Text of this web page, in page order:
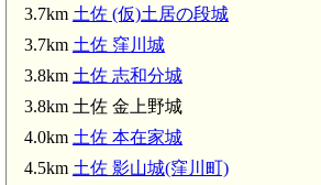
3.7km 土佐 (仮)土居の段城
3.7km 土佐 窪川城
3.8km 土佐 志和分城
3.8km 土佐 金上野城
4.0km 土佐 本在家城
4.5km 土佐 影山城(窪川町)